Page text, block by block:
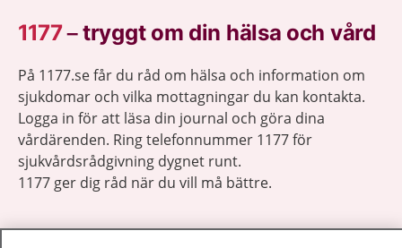
1177–tryggt om din hälsa och vård
På 1177.se får du råd om hälsa och information om
sjukdomar och vilka mottagningar du kan kontakta.
Logga in för att läsa din journal och göra dina
vårdärenden. Ring telefonnummer 1177 för
sjukvårdsrådgivning dygnet runt.
1177 ger dig råd när du vill må bättre.